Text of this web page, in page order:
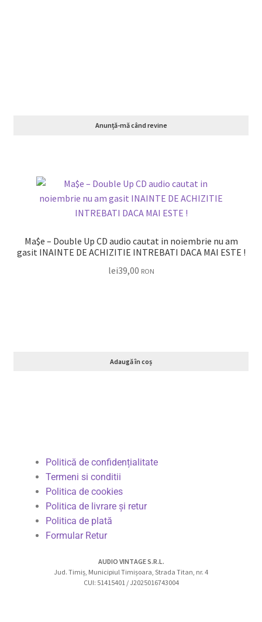
Anunță-mă când revine
Ma$e – Double Up CD audio cautat in noiembrie nu am
gasit INAINTE DE ACHIZITIE INTREBATI DACA MAI ESTE !
lei39,00 RON
Adaugă în coș
Politică de confidențialitate
Termeni si conditii
Politica de cookies
Politica de livrare și retur
Politica de plată
Formular Retur
AUDIO VINTAGE S.R.L.
Jud. Timiș, Municipiul Timișoara, Strada Titan, nr. 4
CUI: 51415401 / J2025016743004